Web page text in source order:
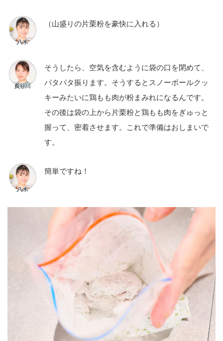
（山盛りの片栗粉を豪快に入れる）
そうしたら、空気を含むように袋の口を閉めて、
パタパタ振ります。そうするとスノーボールクッ
キーみたいに鶏もも肉が粉まみれになるんです。
その後は袋の上から片栗粉と鶏もも肉をぎゅっと
握って、密着させます。これで準備はおしまいで
す。
簡単ですね！